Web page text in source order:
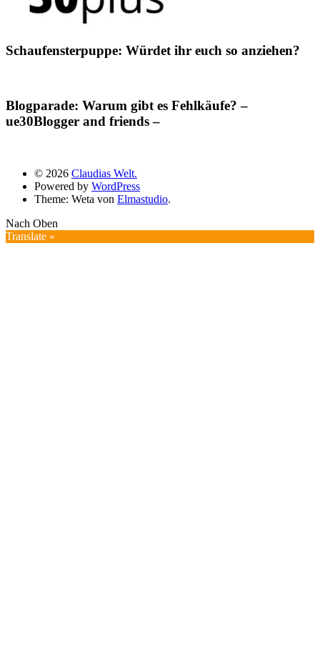
Schaufensterpuppe: Würdet ihr euch so anziehen?
Blogparade: Warum gibt es Fehlkäufe? –
ue30Blogger and friends –
© 2026 Claudias Welt.
Powered by WordPress
Theme: Weta von Elmastudio.
Nach Oben
Translate »